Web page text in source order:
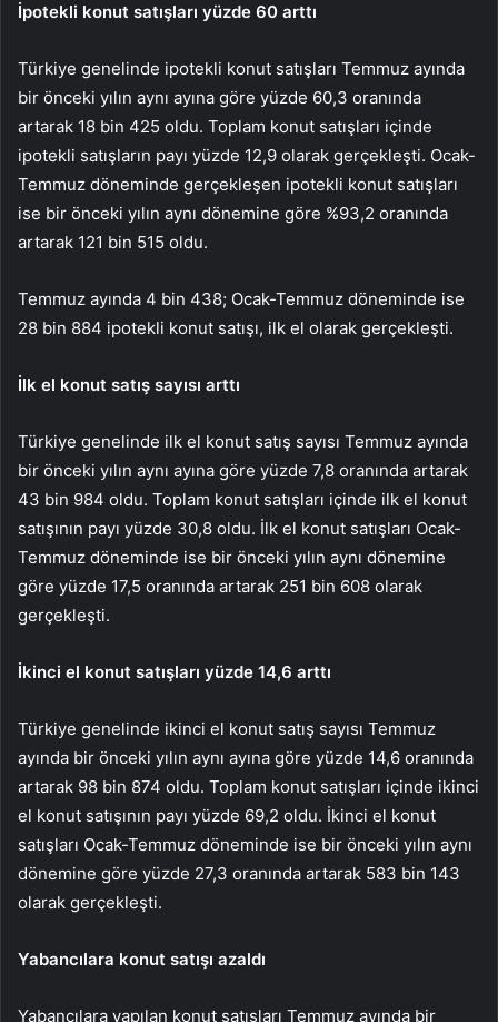
İpotekli konut satışları yüzde 60 arttı
Türkiye genelinde ipotekli konut satışları Temmuz ayında
bir önceki yılın aynı ayına göre yüzde 60,3 oranında
artarak 18 bin 425 oldu. Toplam konut satışları içinde
ipotekli satışların payı yüzde 12,9 olarak gerçekleşti. Ocak-
Temmuz döneminde gerçekleşen ipotekli konut satışları
ise bir önceki yılın aynı dönemine göre %93,2 oranında
artarak 121 bin 515 oldu.
Temmuz ayında 4 bin 438; Ocak-Temmuz döneminde ise
28 bin 884 ipotekli konut satışı, ilk el olarak gerçekleşti.
İlk el konut satış sayısı arttı
Türkiye genelinde ilk el konut satış sayısı Temmuz ayında
bir önceki yılın aynı ayına göre yüzde 7,8 oranında artarak
43 bin 984 oldu. Toplam konut satışları içinde ilk el konut
satışının payı yüzde 30,8 oldu. İlk el konut satışları Ocak-
Temmuz döneminde ise bir önceki yılın aynı dönemine
göre yüzde 17,5 oranında artarak 251 bin 608 olarak
gerçekleşti.
İkinci el konut satışları yüzde 14,6 arttı
Türkiye genelinde ikinci el konut satış sayısı Temmuz
ayında bir önceki yılın aynı ayına göre yüzde 14,6 oranında
artarak 98 bin 874 oldu. Toplam konut satışları içinde ikinci
el konut satışının payı yüzde 69,2 oldu. İkinci el konut
satışları Ocak-Temmuz döneminde ise bir önceki yılın aynı
dönemine göre yüzde 27,3 oranında artarak 583 bin 143
olarak gerçekleşti.
Yabancılara konut satışı azaldı
Yabancılara yapılan konut satışları Temmuz ayında bir